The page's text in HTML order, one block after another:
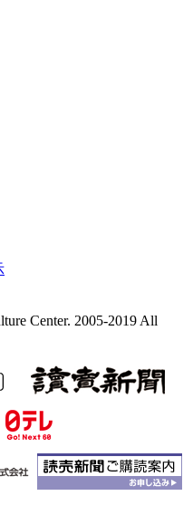
Center. 2005-2019 All